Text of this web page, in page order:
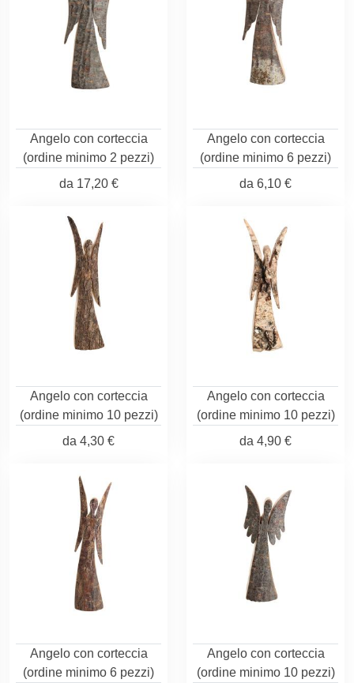
Angelo con corteccia
(ordine minimo 2 pezzi)
da 17,20 €
Angelo con corteccia
(ordine minimo 6 pezzi)
da 6,10 €
Angelo con corteccia
(ordine minimo 10 pezzi)
da 4,30 €
Angelo con corteccia
(ordine minimo 10 pezzi)
da 4,90 €
Angelo con corteccia
(ordine minimo 6 pezzi)
Angelo con corteccia
(ordine minimo 10 pezzi)